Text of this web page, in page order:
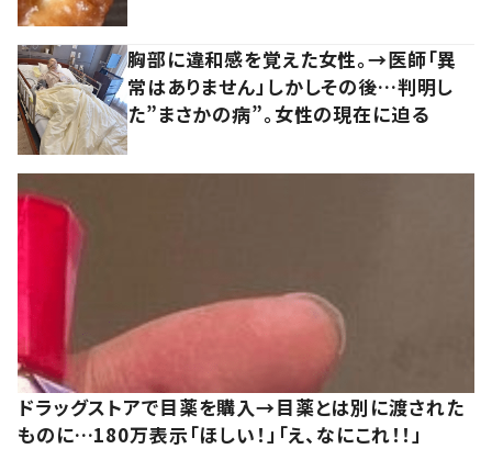
胸部に違和感を覚えた女性。→医師「異
常はありません」しかしその後…判明し
た”まさかの病”。女性の現在に迫る
ドラッグストアで目薬を購入→目薬とは別に渡された
ものに…180万表示「ほしい！」「え、なにこれ！！」